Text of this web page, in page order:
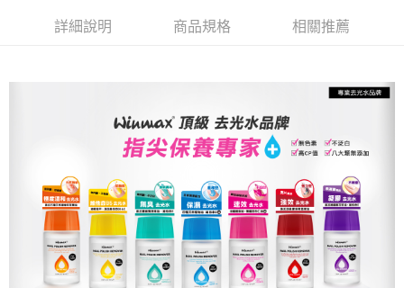
每筆NT$9,999
詳細說明 商品規格 相關推薦